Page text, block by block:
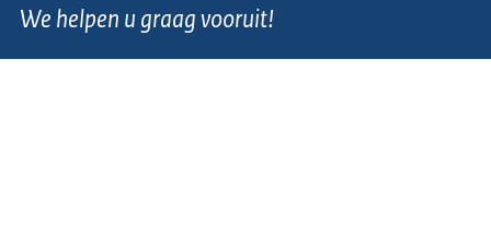
We helpen u graag vooruit!